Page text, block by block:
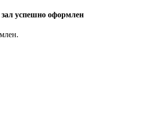
успешно оформлен